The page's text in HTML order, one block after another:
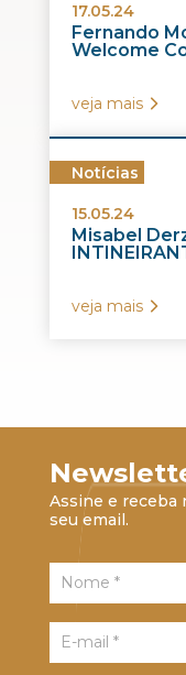
17.05.24
Fernando
Welcome
veja mais
Notícias
15.05.24
Misabel
veja mais
Assine e receba
seu email.